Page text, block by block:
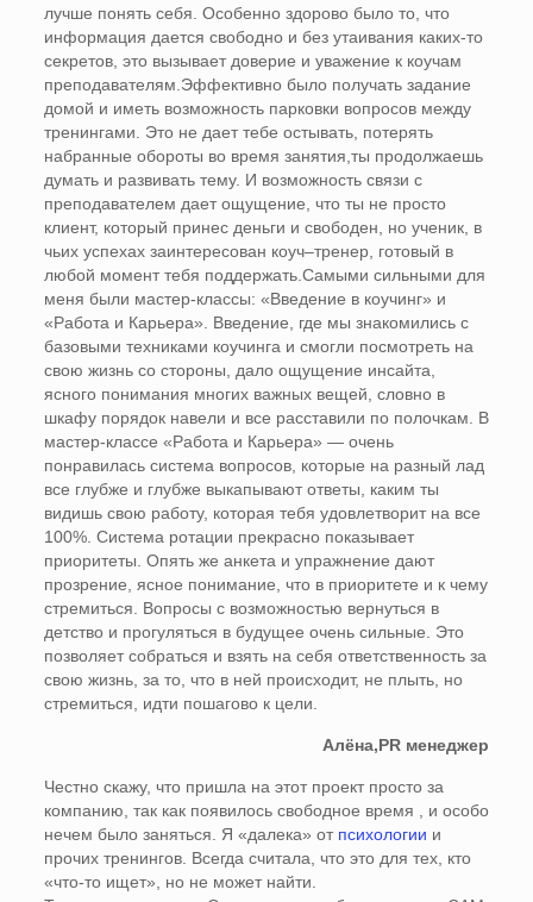
лучше понять себя. Особенно здорово было то, что
информация дается свободно и без утаивания каких-то
секретов, это вызывает доверие и уважение к коучам
преподавателям.Эффективно было получать задание
домой и иметь возможность парковки вопросов между
тренингами. Это не дает тебе остывать, потерять
набранные обороты во время занятия,ты продолжаешь
думать и развивать тему. И возможность связи с
преподавателем дает ощущение, что ты не просто
клиент, который принес деньги и свободен, но ученик, в
чьих успехах заинтересован коуч–тренер, готовый в
любой момент тебя поддержать.Самыми сильными для
меня были мастер-классы: «Введение в коучинг» и
«Работа и Карьера». Введение, где мы знакомились с
базовыми техниками коучинга и смогли посмотреть на
свою жизнь со стороны, дало ощущение инсайта,
ясного понимания многих важных вещей, словно в
шкафу порядок навели и все расставили по полочкам. В
мастер-классе «Работа и Карьера» — очень
понравилась система вопросов, которые на разный лад
все глубже и глубже выкапывают ответы, каким ты
видишь свою работу, которая тебя удовлетворит на все
100%. Система ротации прекрасно показывает
приоритеты. Опять же анкета и упражнение дают
прозрение, ясное понимание, что в приоритете и к чему
стремиться. Вопросы с возможностью вернуться в
детство и прогуляться в будущее очень сильные. Это
позволяет собраться и взять на себя ответственность за
свою жизнь, за то, что в ней происходит, не плыть, но
стремиться, идти пошагово к цели.
Алёна,PR менеджер
Честно скажу, что пришла на этот проект просто за
компанию, так как появилось свободное время , и особо
нечем было заняться. Я «далека» от психологии и
прочих тренингов. Всегда считала, что это для тех, кто
«что-то ищет», но не может найти.